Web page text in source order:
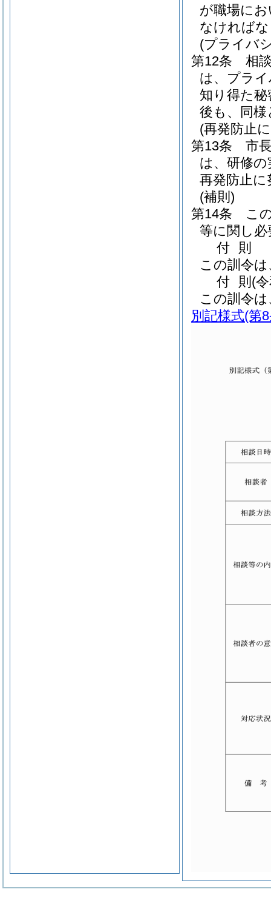
が職場に
なければ
(プライバ
第12条
相
は、プラ
知り得た
後も、同
(再発防止
第13条
市
は、研修
再発防止
(補則)
第14条
こ
等に関し
付 則
この訓令
付 則 (
この訓令
別記様式(第